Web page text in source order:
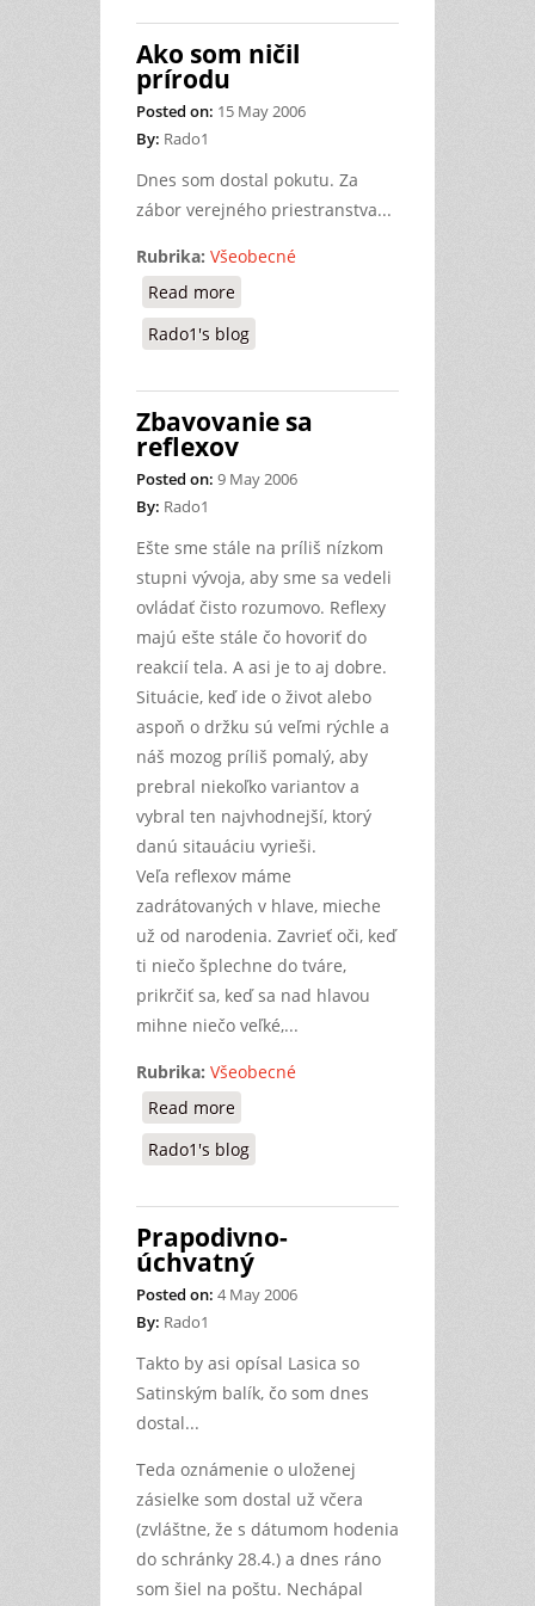
Ako som ničil
prírodu
Posted on: 15 May 2006
By: Rado1
Dnes som dostal pokutu. Za
zábor verejného priestranstva...
Rubrika: Všeobecné
Read more
Rado1's blog
Zbavovanie sa
reflexov
Posted on: 9 May 2006
By: Rado1
Ešte sme stále na príliš nízkom
stupni vývoja, aby sme sa vedeli
ovládať čisto rozumovo. Reflexy
majú ešte stále čo hovoriť do
reakcií tela. A asi je to aj dobre.
Situácie, keď ide o život alebo
aspoň o držku sú veľmi rýchle a
náš mozog príliš pomalý, aby
prebral niekoľko variantov a
vybral ten najvhodnejší, ktorý
danú sitauáciu vyrieši.
Veľa reflexov máme
zadrátovaných v hlave, mieche
už od narodenia. Zavrieť oči, keď
ti niečo šplechne do tváre,
prikrčiť sa, keď sa nad hlavou
mihne niečo veľké,...
Rubrika: Všeobecné
Read more
Rado1's blog
Prapodivno-
úchvatný
Posted on: 4 May 2006
By: Rado1
Takto by asi opísal Lasica so
Satinským balík, čo som dnes
dostal...
Teda oznámenie o uloženej
zásielke som dostal už včera
(zvláštne, že s dátumom hodenia
do schránky 28.4.) a dnes ráno
som šiel na poštu. Nechápal